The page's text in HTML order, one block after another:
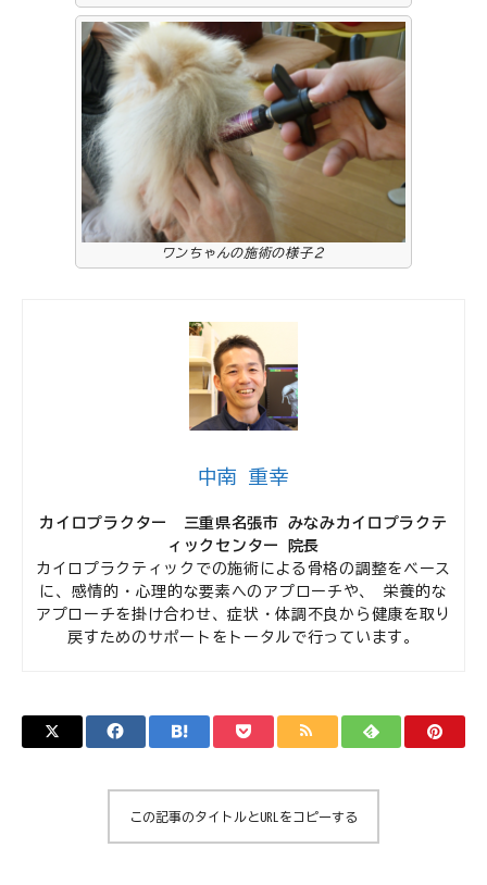
ワンちゃんの施術の様子２
中南 重幸
カイロプラクター 三重県名張市 みなみカイロプラクテ
ィックセンター 院長
カイロプラクティックでの施術による骨格の調整をベース
に、感情的・心理的な要素へのアプローチや、 栄養的な
アプローチを掛け合わせ、症状・体調不良から健康を取り
戻すためのサポートをトータルで行っています。
この記事のタイトルとURLをコピーする